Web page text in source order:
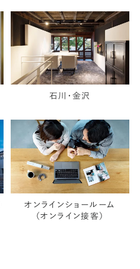
石川・金沢
オンラインショールーム
（オンライン接客）